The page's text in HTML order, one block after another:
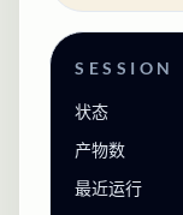
SESSION
状态
产物数
最近运行